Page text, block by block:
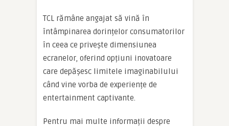
TCL rămâne angajat să vină în
întâmpinarea dorințelor consumatorilor
în ceea ce privește dimensiunea
ecranelor, oferind opțiuni inovatoare
care depășesc limitele imaginabilului
când vine vorba de experiențe de
entertainment captivante.
Pentru mai multe informații despre